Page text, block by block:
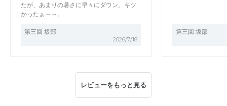
たが、あまりの暑さに早々にダウン。キツ
かったぁ～～。
第三回 坂部
2026/7/18
第三回 坂部
レビューをもっと見る